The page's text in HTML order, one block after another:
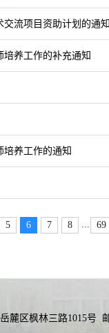
流项目资助计划的通知
培养工作的补充通知
培养工作的通知
5 6 7 8 ... 69
麓区枫林三路1015号